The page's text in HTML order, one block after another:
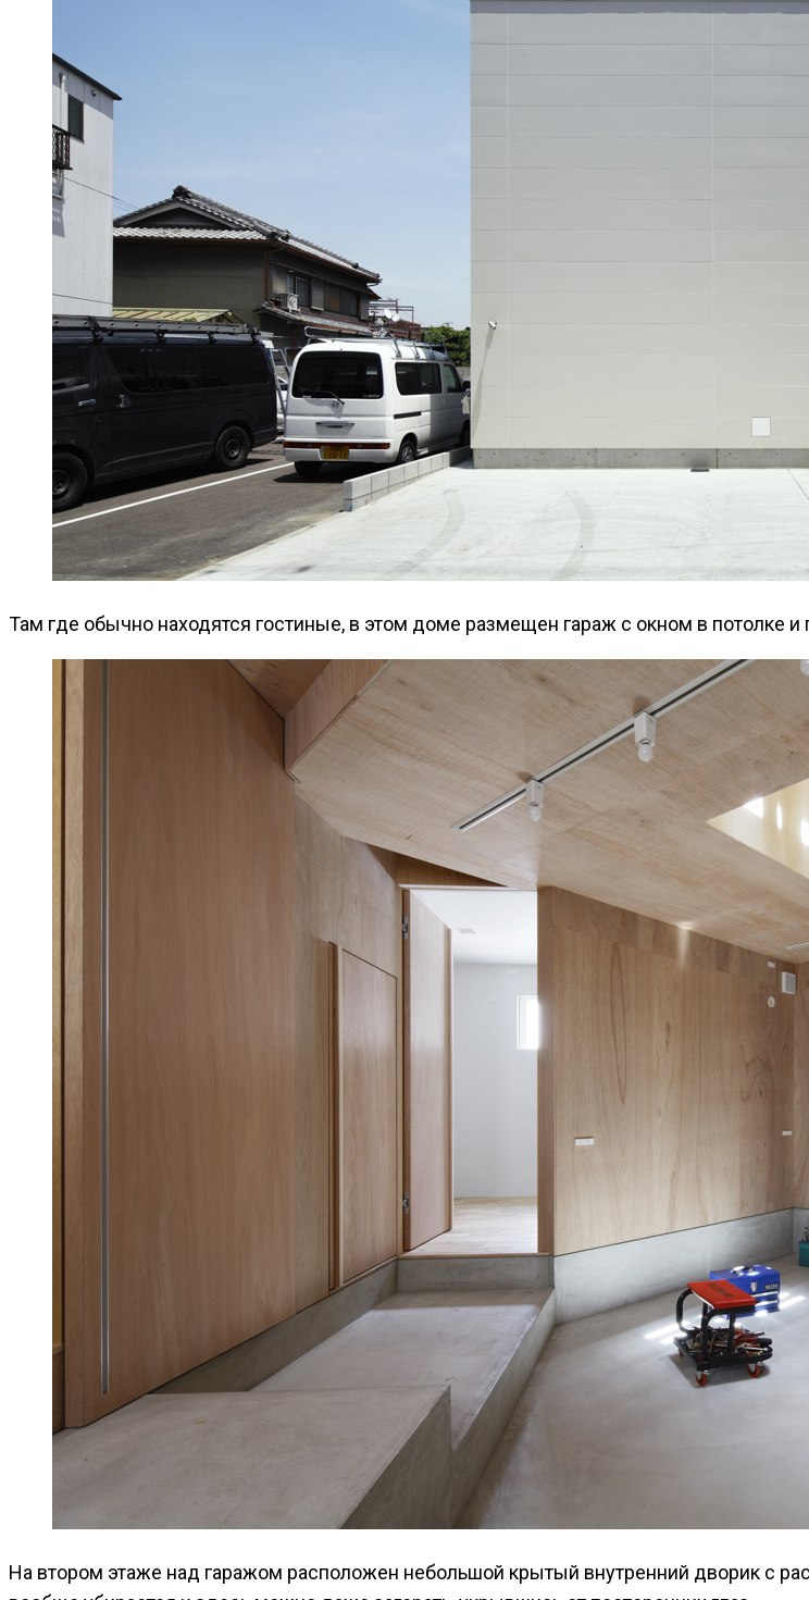
Там где обычно находятся гостиные, в этом доме размещен гараж с окном в
На втором этаже над гаражом расположен небольшой крытый внутренний дворик с